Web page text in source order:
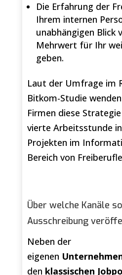
Die Erfahrung der
Ihrem internen
unabhängigen Blick
Mehrwert für Ihr
geben.
Laut der Umfrage im
Bitkom-Studie
Firmen diese
vierte Arbeitsstunde
Projekten im
Bereich von
Über welche Kanäle
Ausschreibung
Neben der
eigenen
den klassischen